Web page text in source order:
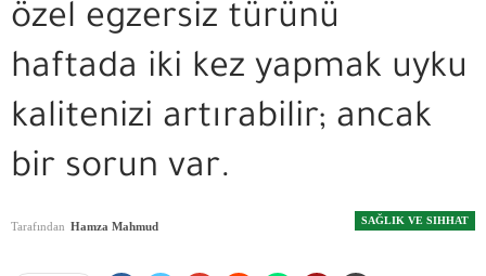
özel egzersiz türünü
haftada iki kez yapmak uyku
kalitenizi artırabilir; ancak
bir sorun var.
SAĞLIK VE SIHHAT
Tarafından Hamza Mahmud